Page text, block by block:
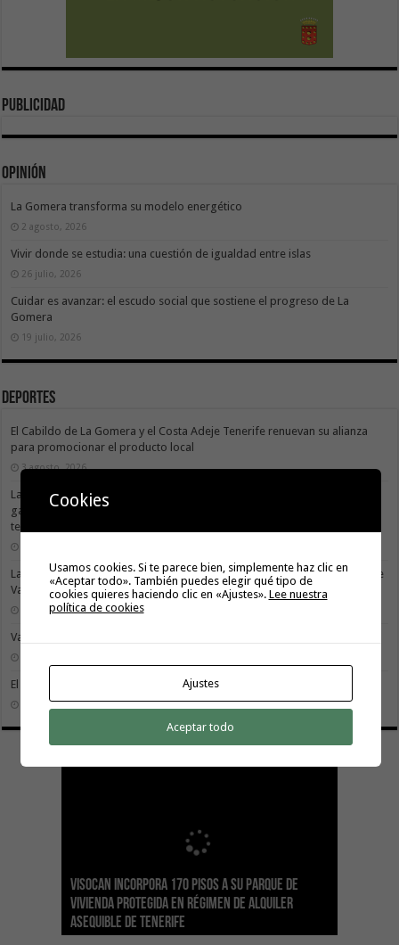
publicidad
Opinión
La Gomera transforma su modelo energético
2 agosto, 2026
Vivir donde se estudia: una cuestión de igualdad entre islas
26 julio, 2026
Cuidar es avanzar: el escudo social que sostiene el progreso de La
Gomera
19 julio, 2026
Deportes
El Cabildo de La Gomera y el Costa Adeje Tenerife renuevan su alianza
para promocionar el producto local
3 agosto, 2026
La X Cicloturista Virgen del Carmen adapta su recorrido y horario para
garantizar la seguridad de los participantes ante la alerta por altas
temperaturas
La X Cicloturista Virgen del Carmen recorrerá este sábado los paisajes de
Vallehermoso
30 julio, 2026
Valle Gran Rey acoge este sábado la VII Travesía a Nado Isla Colombina
El II torneo Autonómico Gomahara Beach Vóley ya tiene fecha
27 julio, 2026
Visocan incorpora 170 pisos a su parque de
vivienda protegida en régimen de alquiler
asequible de Tenerife
Sanidad refuerza la capacidad diagnóstica de
los centros de salud con el impulso de la
ecografía clínica
El Gobierno de Canarias convoca el Concurso de
Sal Marina Agrocanarias 2026
Transición despliega un sistema fotovoltaico
autónomo en los edificios del Parque Nacional
del Teide
La ESSSCAN inicia la formación en primeros
auxilios para árbitros deportivos dentro del
Proyecto Ganar
El Gobierno de Canarias concede ayudas por
valor de 1,19M€ a las Cofradías de Pescadores
para sufragar sus gastos corrientes
Cookies
Usamos cookies. Si te parece bien, simplemente haz clic en
«Aceptar todo». También puedes elegir qué tipo de
cookies quieres haciendo clic en «Ajustes». Lee nuestra
política de cookies
Ajustes
Aceptar todo